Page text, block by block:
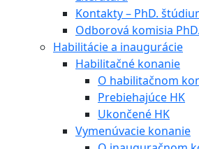
Kontakty – PhD.
Odborová komisia PhD.
Habilitácie a inaugurácie
Habilitačné konanie
O habilitačnom
Prebiehajúce HK
Ukončené HK
Vymenúvacie konanie